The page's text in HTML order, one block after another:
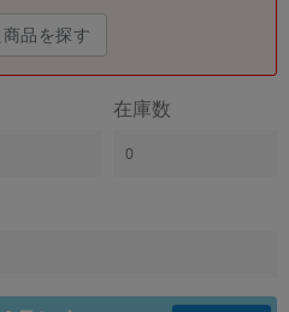
品を探す
在庫数
0